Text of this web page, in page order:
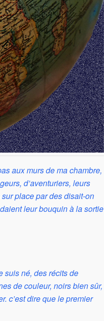
aux murs de ma chambre,
d’aventuriers, leurs
place par des disait-on
leur bouquin à la sortie
suis né, des récits de
de couleur, noirs bien sûr,
c’est dire que le premier